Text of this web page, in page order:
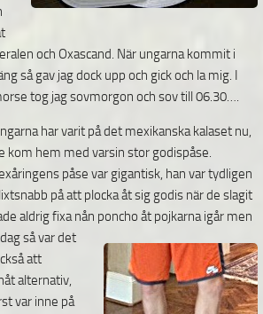
och Oxascand. När ungarna kommit i
sågav jag dock upp och gick och la mig. I
tog jag sovmorgon och sov till 06.30….
har varit på det mexikanska kalaset nu,
kom hem med varsin stor godispåse.
påse var gigantisk, han var tydligen
på att plocka åt sig godis när de slagit
aldrig fixa nån poncho åt pojkarna igår men
så var det
att
alternativ,
var inne på